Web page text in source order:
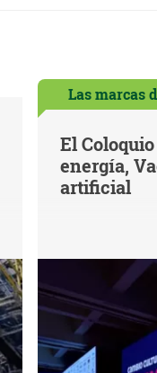
Las marcas
El
energía,
artificial